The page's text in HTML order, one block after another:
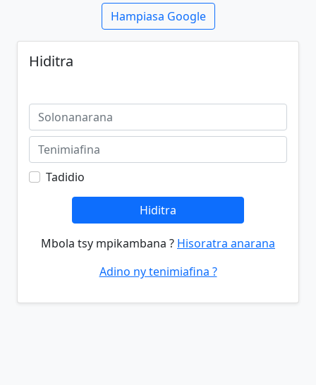
Hampiasa Google
Hiditra
Tadidio
Hiditra
Mbola tsy mpikambana ? Hisoratra anarana
Adino ny tenimiafina ?